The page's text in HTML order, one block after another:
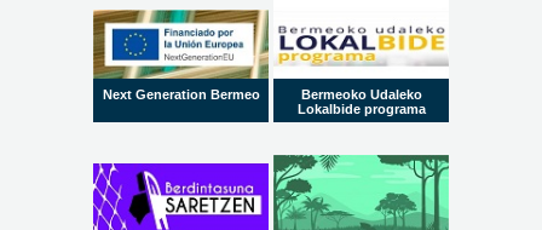
Next Generation Bermeo
Bermeoko Udaleko
Lokalbide programa